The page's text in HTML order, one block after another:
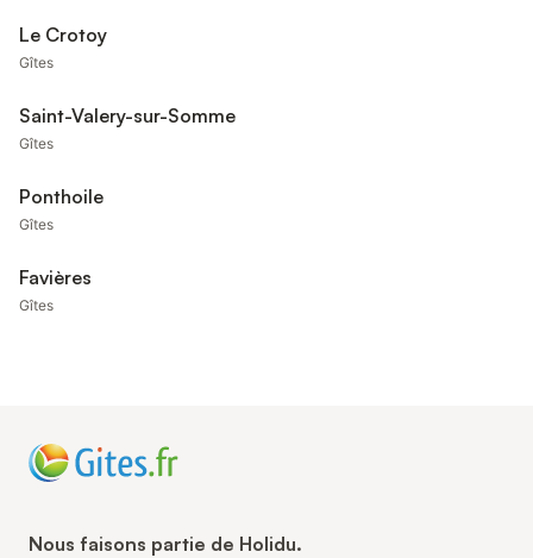
Le Crotoy
Gîtes
Saint-Valery-sur-Somme
Gîtes
Ponthoile
Gîtes
Favières
Gîtes
Nous faisons partie de Holidu.